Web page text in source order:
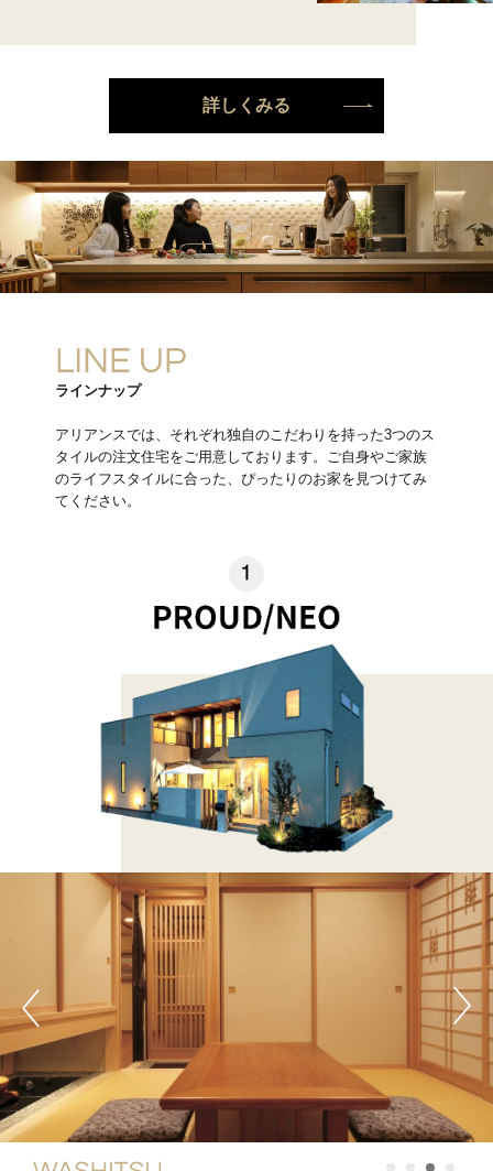
詳しくみる
ラインナップ
アリアンスでは、それぞれ独自のこだわりを持った3つのス
タイルの注文住宅をご用意しております。ご自身やご家族
のライフスタイルに合った、ぴったりのお家を見つけてみ
てください。